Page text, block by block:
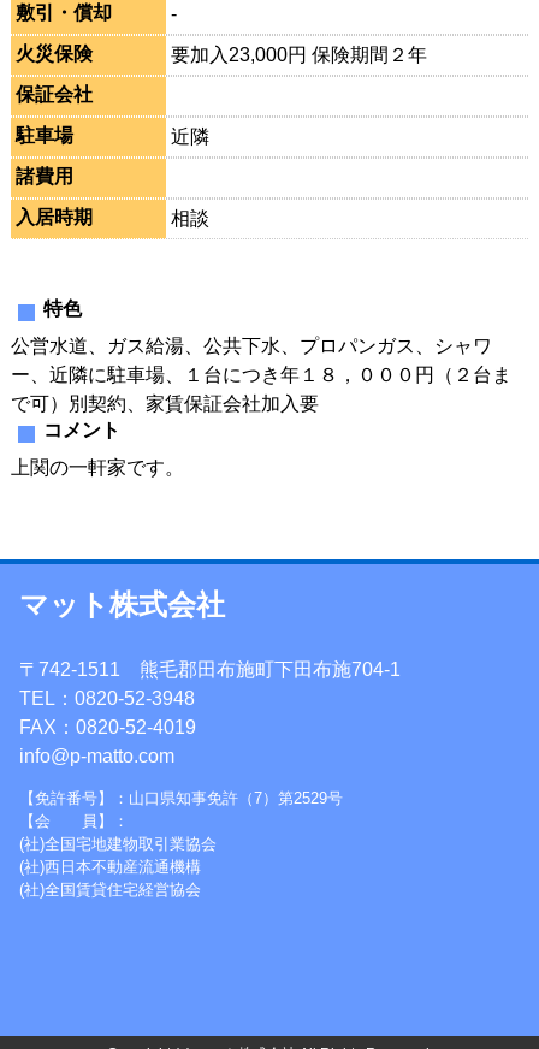
敷引・償却
-
火災保険
要加入23,000円 保険期間２年
保証会社
駐車場
近隣
諸費用
入居時期
相談
特色
公営水道、ガス給湯、公共下水、プロパンガス、シャワ
ー、近隣に駐車場、１台につき年１８，０００円（２台ま
で可）別契約、家賃保証会社加入要
コメント
上関の一軒家です。
マット株式会社
〒742-1511 熊毛郡田布施町下田布施704-1
TEL：0820-52-3948
FAX：0820-52-4019
info@p-matto.com
【免許番号】：山口県知事免許（7）第2529号
【会 員】：
(社)全国宅地建物取引業協会
(社)西日本不動産流通機構
(社)全国賃貸住宅経営協会